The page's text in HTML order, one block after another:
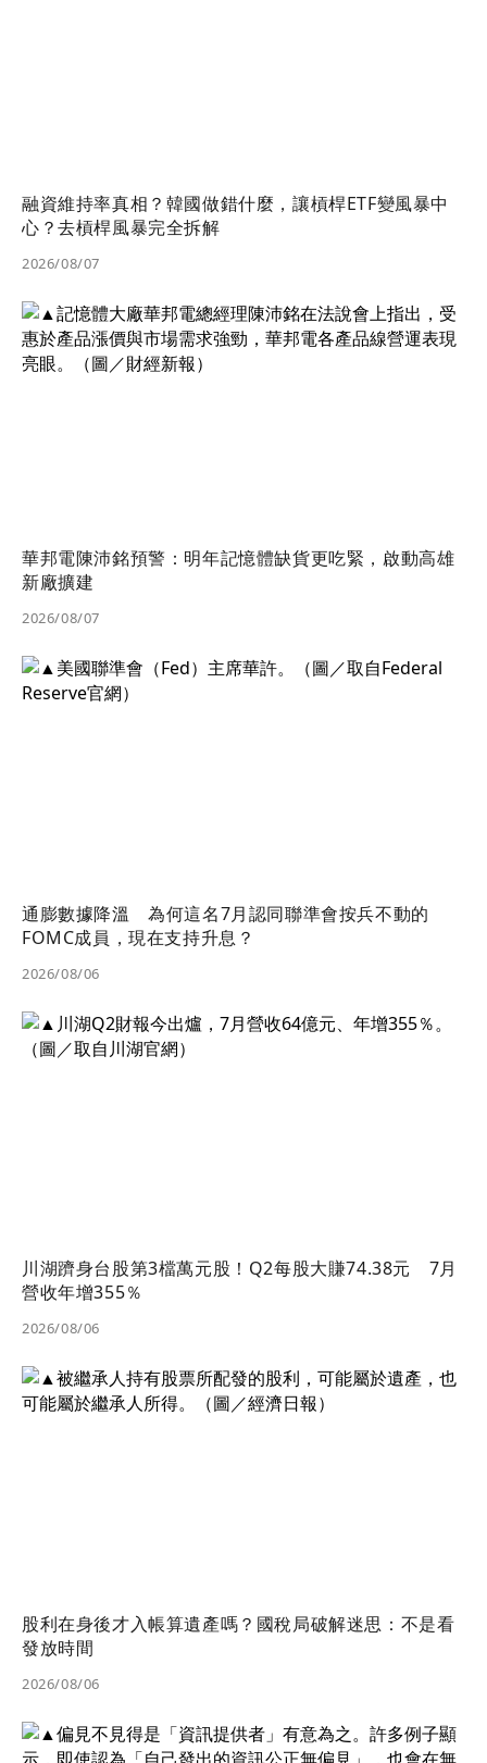
融資維持率真相？韓國做錯什麼，讓槓桿ETF變風暴中
心？去槓桿風暴完全拆解
2026/08/07
華邦電陳沛銘預警：明年記憶體缺貨更吃緊，啟動高雄
新廠擴建
2026/08/07
通膨數據降溫 為何這名7月認同聯準會按兵不動的
FOMC成員，現在支持升息？
2026/08/06
川湖躋身台股第3檔萬元股！Q2每股大賺74.38元 7月
營收年增355％
2026/08/06
股利在身後才入帳算遺產嗎？國稅局破解迷思：不是看
發放時間
2026/08/06